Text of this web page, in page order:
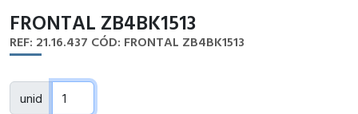
FRONTAL ZB4BK1513
REF: 21.16.437 CÓD: FRONTAL ZB4BK1513
unid